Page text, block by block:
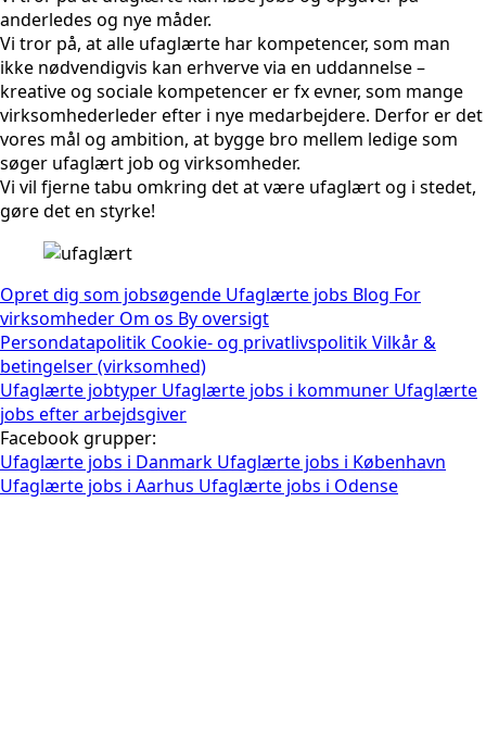
anderledes og nye måder.
Vi tror på, at alle ufaglærte har kompetencer, som man
ikke nødvendigvis kan erhverve via en uddannelse –
kreative og sociale kompetencer er fx evner, som mange
virksomhederleder efter i nye medarbejdere. Derfor er det
vores mål og ambition, at bygge bro mellem ledige som
søger ufaglært job og virksomheder.
Vi vil fjerne tabu omkring det at være ufaglært og i stedet,
gøre det en styrke!
Opret dig som jobsøgende Ufaglærte jobs Blog For
virksomheder Om os By oversigt
Persondatapolitik Cookie- og privatlivspolitikVilkår &
betingelser (virksomhed)
Ufaglærte jobtyper Ufaglærte jobs i kommuner Ufaglærte
jobs efter arbejdsgiver
Facebook grupper:
Ufaglærte jobs i Danmark Ufaglærte jobs i København
Ufaglærte jobs i Aarhus Ufaglærte jobs i Odense